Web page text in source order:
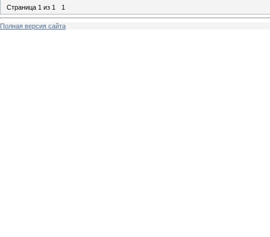
Страница 1 из 1 1
Полная версия сайта